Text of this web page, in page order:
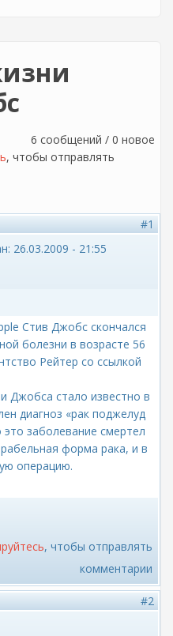
6 сообщений / 0 новое
, чтобы отправлять
#1
26.03.2009 - 21:55
Стив Джобс скончался
болезни в возрасте 56
Рейтер со ссылкой
Джобса стало известно в
диагноз «рак поджелуд
заболевание смертел
форма рака, и в
операцию.
, чтобы отправлять
комментарии
#2